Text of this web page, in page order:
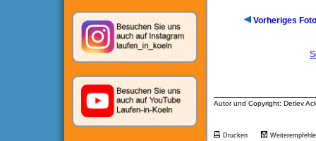
Vorheriges Foto
Autor und Copyright: Detlev
Drucken